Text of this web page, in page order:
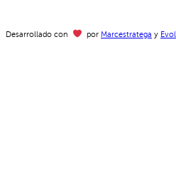
Desarrollado con por Marcestratega y